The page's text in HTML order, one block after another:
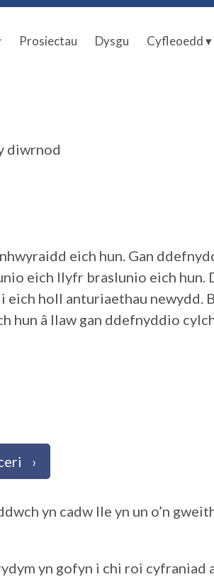
Prosiectau Dysgu Cyfleoedd ▾
diwrnod
eich hun. Gan
eich llyfr braslunio eich hun.
holl anturiaethau newydd.
hun â llaw gan ddefnyddio
yn cadw lle yn un o’n
yn gofyn i chi roi cyfraniad